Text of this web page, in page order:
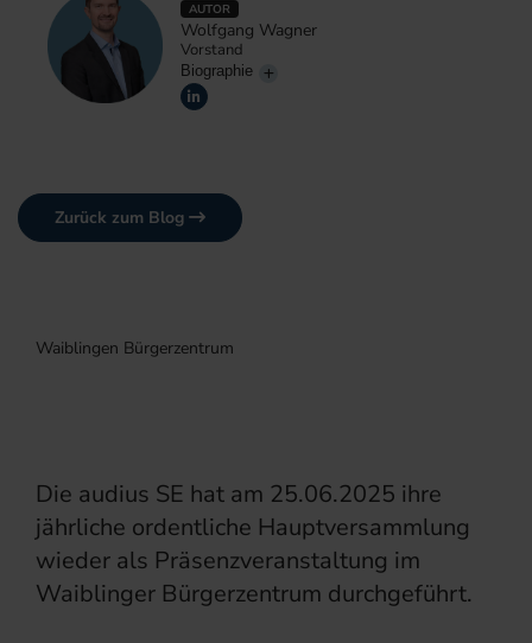
AUTOR
Wolfgang Wagner
Vorstand
Biographie
Zurück zum Blog
Waiblingen Bürgerzentrum
Die audius SE hat am 25.06.2025 ihre
jährliche ordentliche Hauptversammlung
wieder als Präsenzveranstaltung im
Waiblinger Bürgerzentrum durchgeführt.